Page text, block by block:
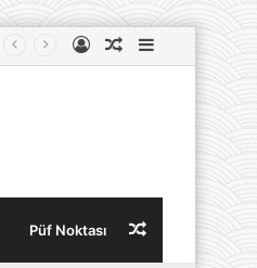
Kenar
Bölmesi
Rastgele
Kayıt
Püf Noktası Rastgele